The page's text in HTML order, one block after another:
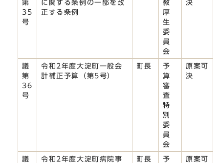
第
35
号
に関する条例の一部を改
正する条例
教
厚
生
委
員
会
決
議
第
36
号
令和2年度大淀町一般会
計補正予算（第5号）
町長
予
算
審
査
特
別
委
員
会
原案可
決
議
令和2年度大淀町病院事
町長
予
原案可